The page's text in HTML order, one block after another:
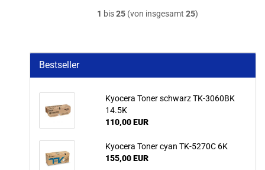
1 bis25(von insgesamt 25)
Bestseller
Kyocera Toner schwarz TK-3060BK
14.5K
110,00 EUR
Kyocera Toner cyan TK-5270C 6K
155,00 EUR